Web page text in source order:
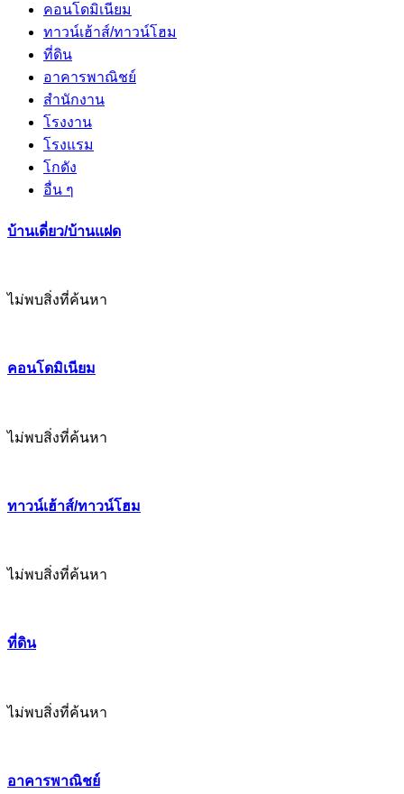
คอนโดมิเนียม
ทาวน์เฮ้าส์/ทาวน์โฮม
ที่ดิน
อาคารพาณิชย์
สำนักงาน
โรงงาน
โรงแรม
โกดัง
อื่น ๆ
บ้านเดี่ยว/บ้านแฝด
ไม่พบสิ่งที่ค้นหา
คอนโดมิเนียม
ไม่พบสิ่งที่ค้นหา
ทาวน์เฮ้าส์/ทาวน์โฮม
ไม่พบสิ่งที่ค้นหา
ที่ดิน
ไม่พบสิ่งที่ค้นหา
อาคารพาณิชย์